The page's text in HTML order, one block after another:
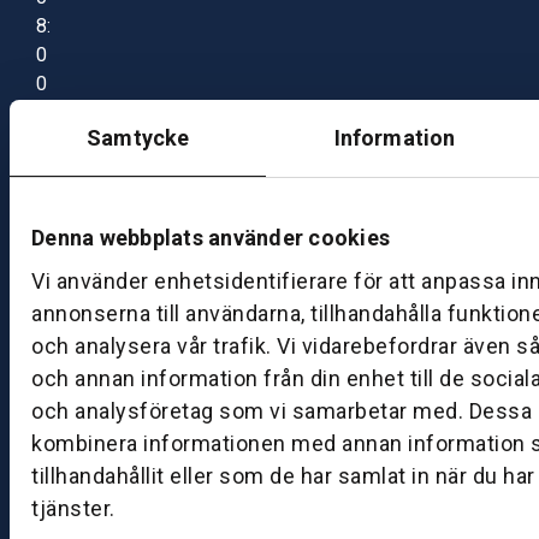
Samtycke Information
Denna webbplats använder cookies
Vi använder enhetsidentifierare för att anpassa
annonserna till användarna, tillhandahålla
och analysera vår trafik. Vi vidarebefordrar även
och annan information från din enhet till de
och analysföretag som vi samarbetar med. Dessa
kombinera informationen med annan information
tillhandahållit eller som de har samlat in när du
tjänster.
8:
0
0
7:
0
B
S
k
ö
v
d